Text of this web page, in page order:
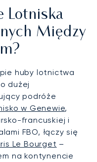
Lotniska
Między
huby lotnictwa
dużej
podróże
w Genewie,
francuskiej i
FBO, łączy się
Le Bourget –
na kontynencie